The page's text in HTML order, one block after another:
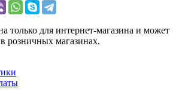
только для интернет-магазина и может
розничных магазинах.